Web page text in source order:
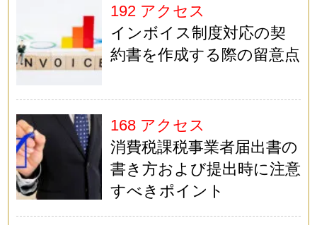
192 アクセス
インボイス制度対応の契
約書を作成する際の留意点
168 アクセス
消費税課税事業者届出書の
書き方および提出時に注意
すべきポイント